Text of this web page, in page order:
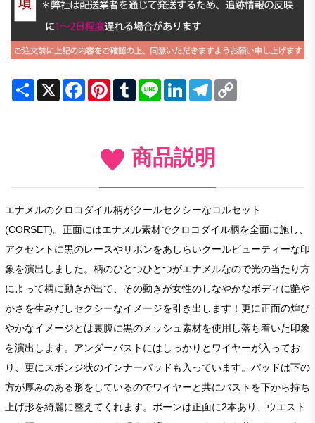
Share X FacebookPinterestTumblrLine LinkedInTelegram
商品説明
エナメルのクロコダイル柄がクールセクシーなコルセット
(CORSET)。正面にはエナメル素材でクロコダイル柄を全面に施し、
アクセントに黒のレースやリボンをあしらいクールビューティーな印
象を演出しました。柄のひとつひとつがエナメルなので光の当たり方
によって柄に動きが出て、その動きが女性のしなやかなボディに艶や
かさを生みだしセクシーなイメージを引き出します！更に正面の煌び
やかなイメージとは裏腹に黒のメッシュ素材を使用し落ち着いた印象
を演出します。アンダーバストにはしっかりとワイヤーが入ってお
り、更にスポンジ状のインナーパッドも入っています。パッドは下の
方が厚みのある形をしているのでワイヤーと共にバストを下から持ち
上げ形を綺麗に整えてくれます。ボーンは正面に2本あり、ウエスト